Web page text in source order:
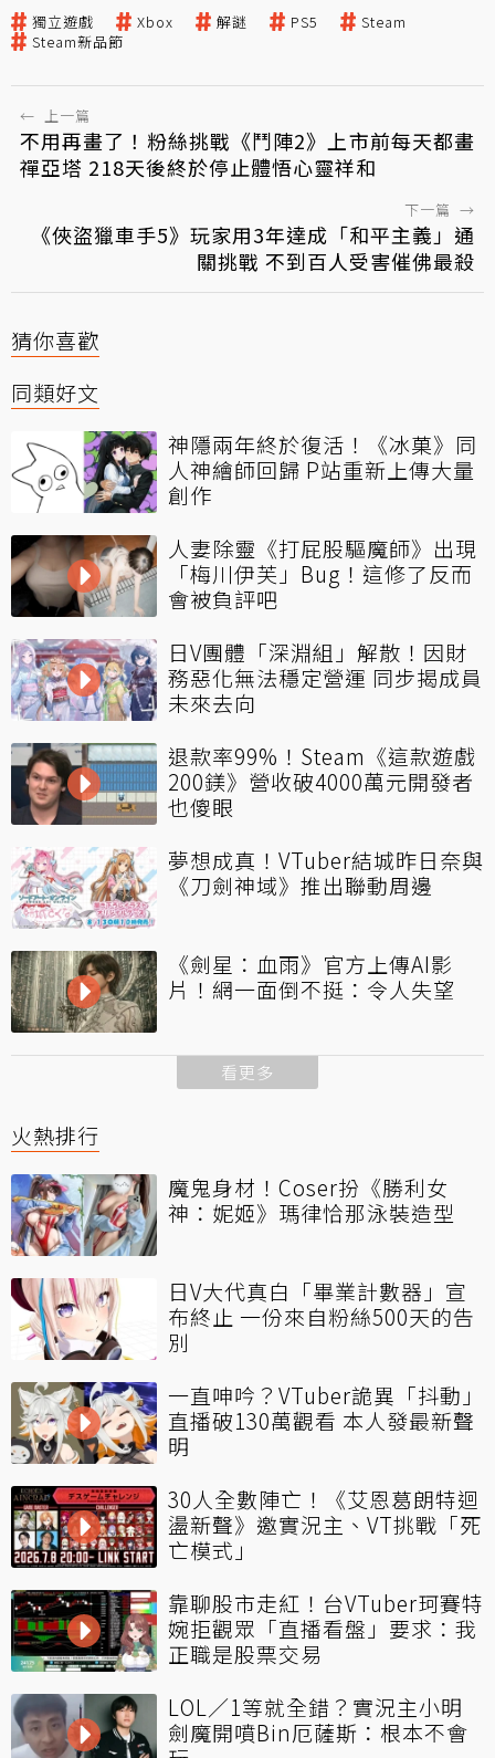
獨立遊戲 Xbox 解謎 PS5
Steam
Steam新品節
← 上一篇
不用再畫了！粉絲挑戰《鬥陣2》上市前每天都畫
禪亞塔 218天後終於停止體悟心靈祥和
下一篇 →
《俠盜獵車手5》玩家用3年達成「和平主義」通
關挑戰 不到百人受害催佛最殺
猜你喜歡
同類好文
神隱兩年終於復活！《冰菓》同
人神繪師回歸 P站重新上傳大量
創作
人妻除靈《打屁股驅魔師》出現
「梅川伊芙」Bug！這修了反而
會被負評吧
日V團體「深淵組」解散！因財
務惡化無法穩定營運 同步揭成員
未來去向
退款率99%！Steam《這款遊戲
200鎂》營收破4000萬元開發者
也傻眼
夢想成真！VTuber結城昨日奈與
《刀劍神域》推出聯動周邊
《劍星：血雨》官方上傳AI影
片！網一面倒不挺：令人失望
看更多
火熱排行
魔鬼身材！Coser扮《勝利女
神：妮姬》瑪律恰那泳裝造型
日V大代真白「畢業計數器」宣
布終止 一份來自粉絲500天的告
別
一直呻吟？VTuber詭異「抖動」
直播破130萬觀看 本人發最新聲
明
30人全數陣亡！《艾恩葛朗特迴
盪新聲》邀實況主、VT挑戰「死
亡模式」
靠聊股市走紅！台VTuber珂賽特
婉拒觀眾「直播看盤」要求：我
正職是股票交易
LOL／1等就全錯？實況主小明
劍魔開噴Bin厄薩斯：根本不會